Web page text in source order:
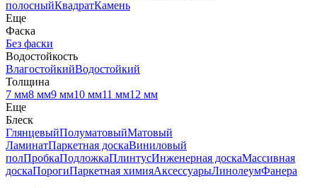
полосныйКвадратКамень
Еще
Фаска
Без фаски
Водостойкость
ВлагостойкийВодостойкий
Толщина
7 мм8 мм9 мм10 мм11 мм12 мм
Еще
Блеск
ГлянцевыйПолуматовыйМатовый
ЛаминатПаркетная доскаВиниловый
полПробкаПодложкаПлинтусИнженерная доскаМассивная
доскаПорогиПаркетная химияАксессуарыЛинолеумФанера